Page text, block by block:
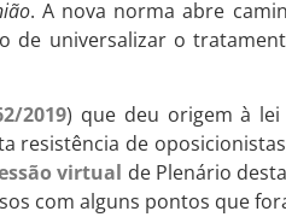
. A nova norma abre
de universalizar o
2019) que deu origem à
resistência de
virtual de Plenário
com alguns pontos que